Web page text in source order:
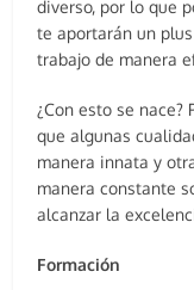
diverso, por lo que
te aportarán un
trabajo de manera
¿Con esto se nace?
que algunas
manera innata y
manera constante
alcanzar la
Formación